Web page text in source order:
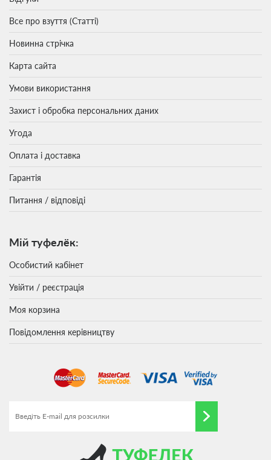
Все про взуття (Статті)
Новинна стрічка
Карта сайта
Умови використання
Захист і обробка персональних даних
Угода
Оплата і доставка
Гарантія
Питання / відповіді
Мій туфелёк:
Особистий кабінет
Увійти / реєстрація
Моя корзина
Повідомлення керівництву